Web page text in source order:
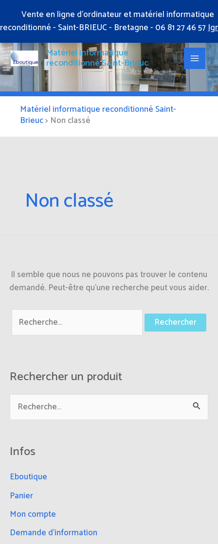
Vente en ligne d'ordinateur et matériel informatique
reconditionné - Saint-BRIEUC - Bretagne - 06 81 27 46 57
contenu
Matériel informatique
reconditionné Saint-Brieuc
Matériel informatique reconditionné Saint-
Brieuc> Non classé
Non classé
Il semble que nous ne pouvons pas trouver le contenu
demandé. Peut-être qu’une recherche peut vous aider.
Rechercher :
Rechercher un produit
h
e
r
Infos
Eboutique
Panier
Mon compte
Demande d’information